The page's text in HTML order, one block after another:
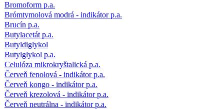
Bromoform p.a.
Brómtymolová modrá - indikátor p.a.
Brucín p.a.
Butylacetát p.a.
Butyldiglykol
Butylglykol p.a.
Celulóza mikrokryštalická p.a.
Červeň fenolová - indikátor p.a.
Červeň kongo - indikátor p.a.
Červeň krezolová - indikátor p.a.
Červeň neutrálna - indikátor p.a.